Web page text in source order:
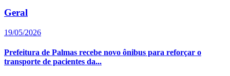
Geral
19/05/2026
Prefeitura de Palmas recebe novo ônibus para reforçar o
transporte de pacientes da...